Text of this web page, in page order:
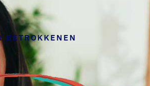
BETROKKENEN